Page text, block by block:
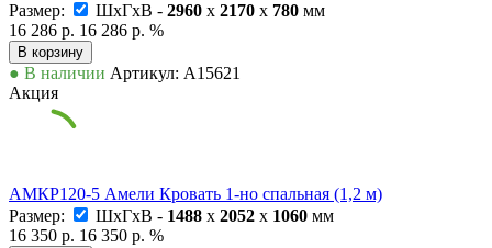
Размер:
ШxГxВ - 2960 x 2170 x 780 мм
16 286 р. 16 286 р. %
В корзину
● В наличии Артикул: А15621
Акция
АМКР120-5 Амели Кровать 1-но спальная (1,2 м)
Размер:
ШxГxВ - 1488 x 2052 x 1060 мм
16 350 р. 16 350 р. %